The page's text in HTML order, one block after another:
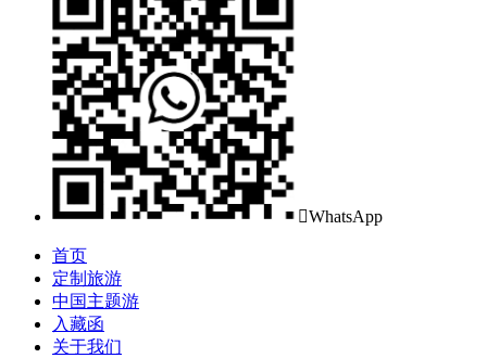
WhatsApp
首页
定制旅游
中国主题游
入藏函
关于我们